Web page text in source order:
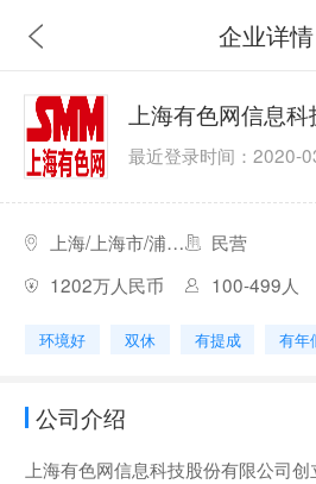
企业详情
最近登录时间：2020-
上海/上海市/浦东新区 民营
1202万人民币
100-499人
环境好 双休 有提成 有年
公司介绍
上海有色网信息科技股份有限公司